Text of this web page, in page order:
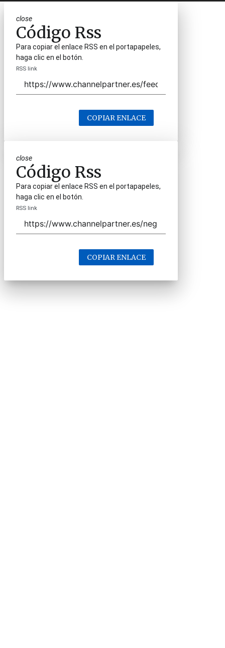
close
Código Rss
Para copiar el enlace RSS en el portapapeles,
haga clic en el botón.
RSS link
COPIAR ENLACE
close
Código Rss
Para copiar el enlace RSS en el portapapeles,
haga clic en el botón.
RSS link
COPIAR ENLACE